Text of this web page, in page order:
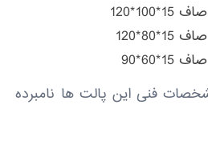
فنی این پالت ها نامبرده